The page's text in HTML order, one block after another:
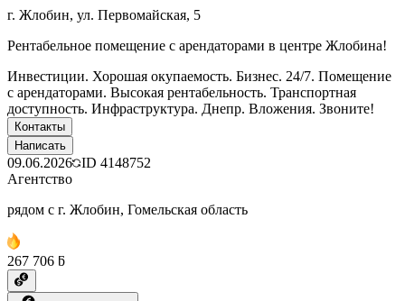
г. Жлобин, ул. Первомайская, 5
Рентабельное помещение с арендаторами в центре Жлобина!
Инвестиции. Хорошая окупаемость. Бизнес. 24/7. Помещение
с арендаторами. Высокая рентабельность. Транспортная
доступность. Инфраструктура. Днепр. Вложения. Звоните!
Контакты
Написать
09.06.2026 ID 4148752
Агентство
рядом с г. Жлобин, Гомельская область
267 706 ƃ